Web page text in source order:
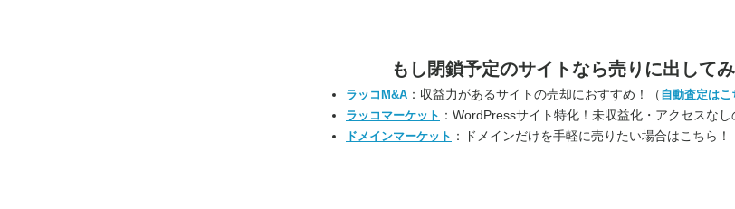
もし閉鎖予定のサイトなら売りに出して
ラッコM&A ：収益力があるサイトの売却におすすめ！（ 自動査定はこ
ラッコマーケット ：WordPressサイト特化！未収益化・アクセスな
ドメインマーケット ：ドメインだけを手軽に売りたい場合はこちら！